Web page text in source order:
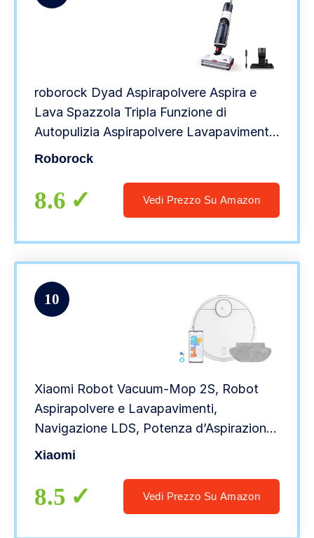
roborock Dyad Aspirapolvere Aspira e
Lava Spazzola Tripla Funzione di
Autopulizia Aspirapolvere Lavapavimenti
13000 Pa Schermo LED Doppio
Peli di Animali
Roborock
8.6 Vedi Prezzo Su Amazon
10
Xiaomi Robot Vacuum-Mop 2S, Robot
Aspirapolvere e Lavapavimenti,
Navigazione LDS, Potenza d’Aspirazione
da 2.200Pa, Batteria da 2600mAh, 3
Versione Italiana
Xiaomi
8.5 Vedi Prezzo Su Amazon